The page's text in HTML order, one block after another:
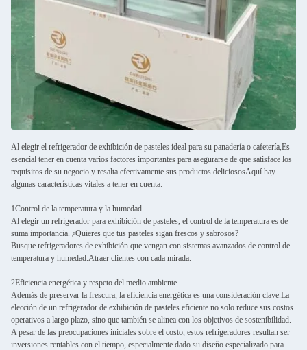
Al elegir el refrigerador de exhibición de pasteles ideal para su panadería o cafetería,Es
esencial tener en cuenta varios factores importantes para asegurarse de que satisface los
requisitos de su negocio y resalta efectivamente sus productos deliciososAquí hay
algunas características vitales a tener en cuenta:
1Control de la temperatura y la humedad
Al elegir un refrigerador para exhibición de pasteles, el control de la temperatura es de
suma importancia. ¿Quieres que tus pasteles sigan frescos y sabrosos?
Busque refrigeradores de exhibición que vengan con sistemas avanzados de control de
temperatura y humedad.Atraer clientes con cada mirada.
2Eficiencia energética y respeto del medio ambiente
Además de preservar la frescura, la eficiencia energética es una consideración clave.La
elección de un refrigerador de exhibición de pasteles eficiente no solo reduce sus costos
operativos a largo plazo, sino que también se alinea con los objetivos de sostenibilidad.
A pesar de las preocupaciones iniciales sobre el costo, estos refrigeradores resultan ser
inversiones rentables con el tiempo, especialmente dado su diseño especializado para